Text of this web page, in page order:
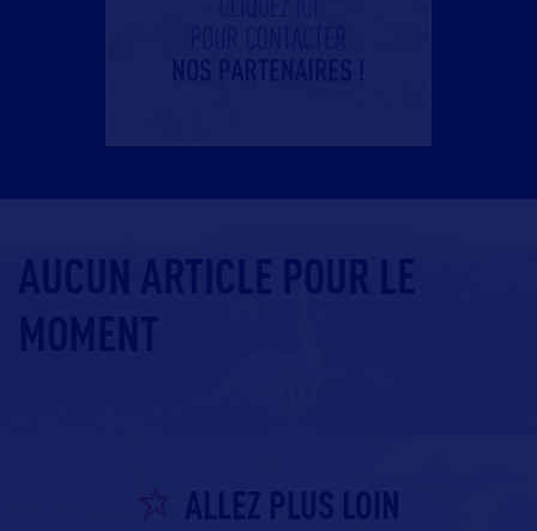
AUCUN ARTICLE POUR LE
ALLEZ PLUS LOIN